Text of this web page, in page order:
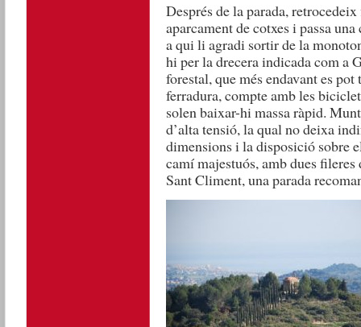
Després de la parada,
aparcament de cotxes i passa
a qui li agradi sortir de la
hi per la drecera indicada com a
forestal, que més endavant es
ferradura, compte amb les
solen baixar-hi massa ràpid.
d’alta tensió, la qual no deixa
dimensions i la disposició sobre
camí majestuós, amb dues
Sant Climent, una parada